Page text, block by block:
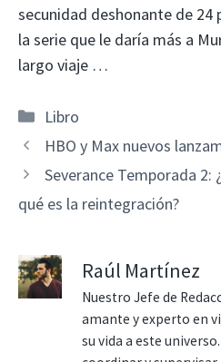
secunidad deshonante de
la serie que le daría más a
largo viaje …
Categorías
Libro
HBO y Max nuevos
Severance Temporada 2:
qué es la reintegración?
Raúl Martínez
Nuestro Jefe de
amante y experto en
su vida a este